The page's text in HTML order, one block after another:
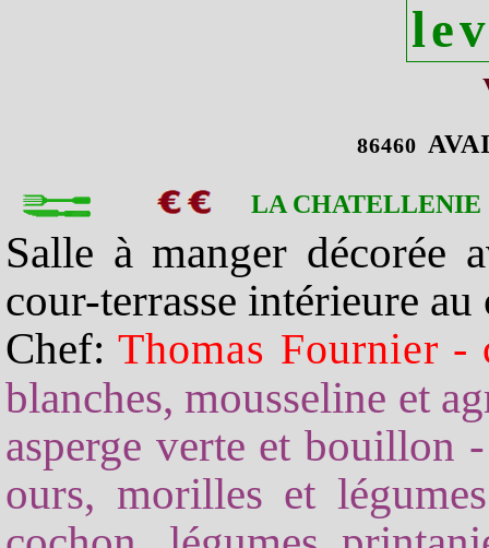
86460
LA CHATELLENIE
Salle à manger décorée
cour-terrasse intérieure au
Chef:Thomas Fournier -
blanches, mousseline et
asperge verte et bouillon
ours, morilles et